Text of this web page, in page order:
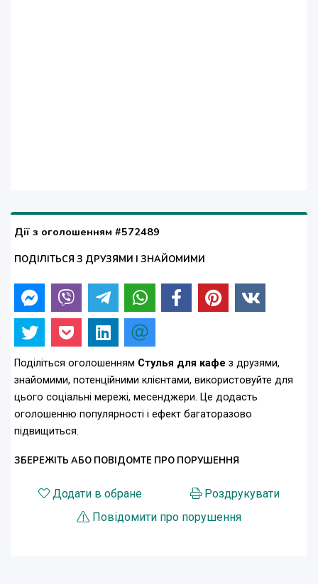
Дії з оголошенням #572489
ПОДІЛІТЬСЯ З ДРУЗЯМИ І ЗНАЙОМИМИ
Поділіться оголошенням Стулья для кафе з друзями,
знайомими, потенційними клієнтами, використовуйте для
цього соціальні мережі, месенджери. Це додасть
оголошенню популярності і ефект багаторазово
підвищиться.
ЗБЕРЕЖІТЬ АБО ПОВІДОМТЕ ПРО ПОРУШЕННЯ
Додати в обране
Роздрукувати
Повідомити про порушення